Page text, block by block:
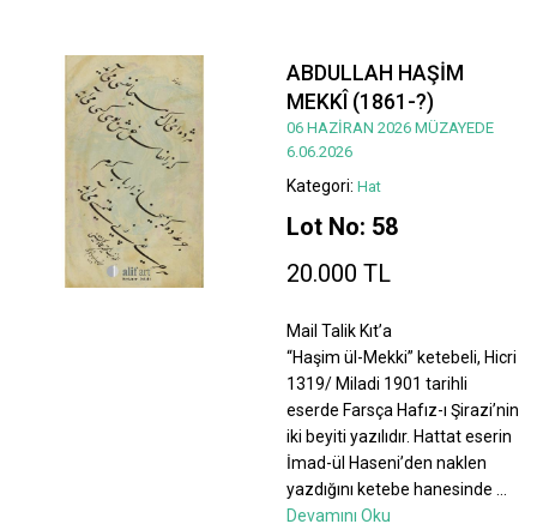
ABDULLAH HAŞİM
MEKKÎ (1861-?)
06 HAZİRAN 2026 MÜZAYEDE
6.06.2026
Kategori: Hat
Lot No: 58
20.000 TL
Mail Talik Kıt’a
“Haşim ül-Mekki” ketebeli, Hicri
1319/ Miladi 1901 tarihli
eserde Farsça Hafız-ı Şirazi’nin
iki beyiti yazılıdır. Hattat eserin
İmad-ül Haseni’den naklen
yazdığını ketebe hanesinde
Devamını Oku